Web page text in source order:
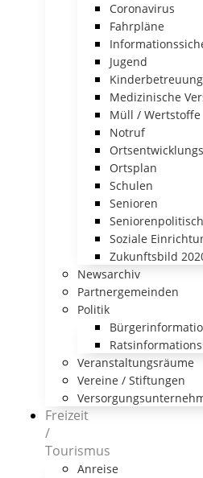
Coronavirus
Fahrpläne
Jugend
Kinderbetreuung
Medizinische
Müll / Wertstoffe
Notruf
Ortsplan
Schulen
Senioren
Soziale
Zukunftsbild
Newsarchiv
Partnergemeinden
Politik
Veranstaltungsräume
Vereine / Stiftungen
Freizeit
/
Tourismus
Anreise